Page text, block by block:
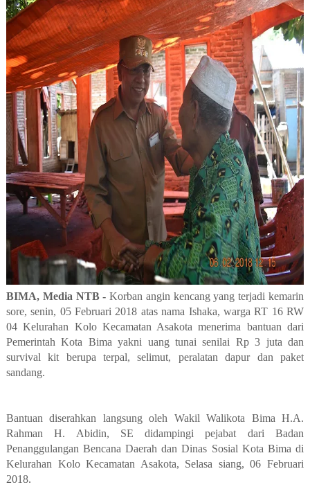
BIMA, Media NTB - Korban angin kencang yang terjadi kemarin
sore, senin, 05 Februari 2018 atas nama Ishaka, warga RT 16 RW
04 Kelurahan Kolo Kecamatan Asakota menerima bantuan dari
Pemerintah Kota Bima yakni uang tunai senilai Rp 3 juta dan
survival kit berupa terpal, selimut, peralatan dapur dan paket
sandang.
Bantuan diserahkan langsung oleh Wakil Walikota Bima H.A.
Rahman H. Abidin, SE didampingi pejabat dari Badan
Penanggulangan Bencana Daerah dan Dinas Sosial Kota Bima di
Kelurahan Kolo Kecamatan Asakota, Selasa siang, 06 Februari
2018.